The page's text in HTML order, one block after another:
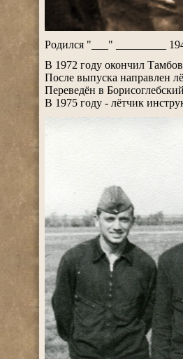
Родился "___" _________
В 1972 году окончил
После выпуска направлен
Переведён в
В 1975 году - лётчик